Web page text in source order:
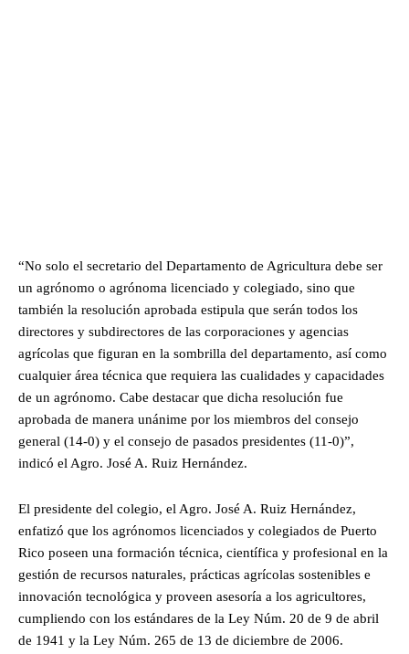
“No solo el secretario del Departamento de Agricultura debe ser
un agrónomo o agrónoma licenciado y colegiado, sino que
también la resolución aprobada estipula que serán todos los
directores y subdirectores de las corporaciones y agencias
agrícolas que figuran en la sombrilla del departamento, así como
cualquier área técnica que requiera las cualidades y capacidades
de un agrónomo. Cabe destacar que dicha resolución fue
aprobada de manera unánime por los miembros del consejo
general (14-0) y el consejo de pasados presidentes (11-0)”,
indicó el Agro. José A. Ruiz Hernández.
El presidente del colegio, el Agro. José A. Ruiz Hernández,
enfatizó que los agrónomos licenciados y colegiados de Puerto
Rico poseen una formación técnica, científica y profesional en la
gestión de recursos naturales, prácticas agrícolas sostenibles e
innovación tecnológica y proveen asesoría a los agricultores,
cumpliendo con los estándares de la Ley Núm. 20 de 9 de abril
de 1941 y la Ley Núm. 265 de 13 de diciembre de 2006.